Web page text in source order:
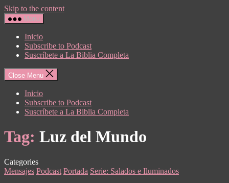
Skip to the content
Menu
Inicio
Subscribe to Podcast
Suscríbete a La Biblia Completa
Close Menu
Inicio
Subscribe to Podcast
Suscríbete a La Biblia Completa
Tag: Luz del Mundo
Categories
Mensajes Podcast Portada Serie: Salados e Iluminados